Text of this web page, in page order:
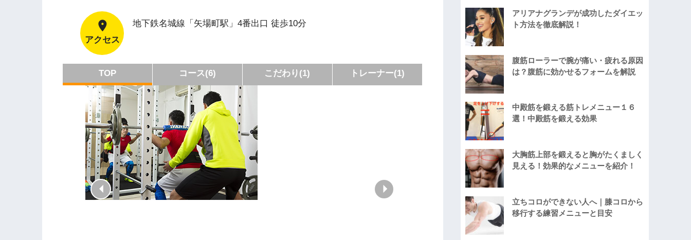
アクセス
地下鉄名城線「矢場町駅」4番出口 徒歩10分
TOP コース(6) こだわり(1) トレーナー(1)
アリアナグランデが成功したダイエッ
ト方法を徹底解説！
腹筋ローラーで腕が痛い・疲れる原因
は？腹筋に効かせるフォームを解説
中殿筋を鍛える筋トレメニュー１６
選！中殿筋を鍛える効果
大胸筋上部を鍛えると胸がたくましく
見える！効果的なメニューを紹介！
立ちコロができない人へ｜膝コロから
移行する練習メニューと目安